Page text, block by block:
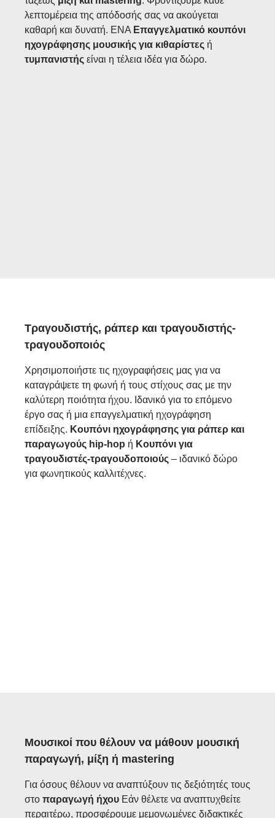
λεπτομέρεια της απόδοσής σας να ακούγεται
καθαρή και δυνατή. ΕΝΑ Επαγγελματικό κουπόνι
ηχογράφησης μουσικής για κιθαρίστες ή
τυμπανιστής είναι η τέλεια ιδέα για δώρο.
Τραγουδιστής, ράπερ και τραγουδιστής-
τραγουδοποιός
Χρησιμοποιήστε τις ηχογραφήσεις μας για να
καταγράψετε τη φωνή ή τους στίχους σας με την
καλύτερη ποιότητα ήχου. Ιδανικό για το επόμενο
έργο σας ή μια επαγγελματική ηχογράφηση
επίδειξης. Κουπόνι ηχογράφησης για ράπερ και
παραγωγούς hip-hop ή Κουπόνι για
τραγουδιστές-τραγουδοποιούς – ιδανικό δώρο
για φωνητικούς καλλιτέχνες.
Μουσικοί που θέλουν να μάθουν μουσική
παραγωγή, μίξη ή mastering
Για όσους θέλουν να αναπτύξουν τις δεξιότητές τους
στο παραγωγή ήχου Εάν θέλετε να αναπτυχθείτε
περαιτέρω, προσφέρουμε μεμονωμένες διδακτικές